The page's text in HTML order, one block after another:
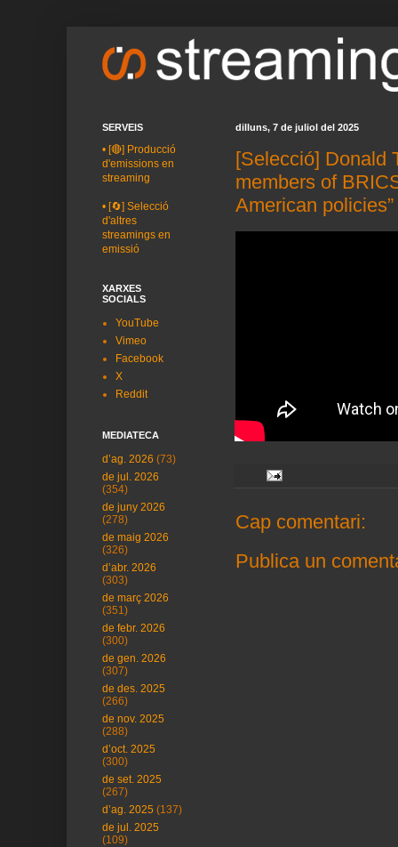
dilluns, 7 de juliol del 2025
[Selecció] Donald
members of
American
Cap comentari:
Publica un
SERVEIS
• [🔴] Producció
d'emissions en
streaming
• [🔄] Selecció
d'altres
streamings en
emissió
XARXES
SOCIALS
YouTube
Vimeo
Facebook
X
Reddit
MEDIATECA
d’ag. 2026 (73)
de jul. 2026
(354)
de juny 2026
(278)
de maig 2026
(326)
d’abr. 2026
(303)
de març 2026
(351)
de febr. 2026
(300)
de gen. 2026
(307)
de des. 2025
(266)
de nov. 2025
(288)
d’oct. 2025
(300)
de set. 2025
(267)
d’ag. 2025 (137)
de jul. 2025
(109)